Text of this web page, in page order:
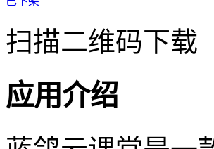
扫描二维码下载
应用介绍